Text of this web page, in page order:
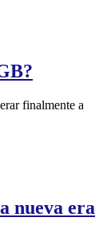
finalmente a
nueva era